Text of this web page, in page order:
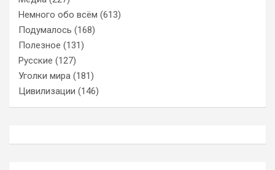
Немного обо всём (613)
Подумалось (168)
Полезное (131)
Русские (127)
Уголки мира (181)
Цивилизации (146)